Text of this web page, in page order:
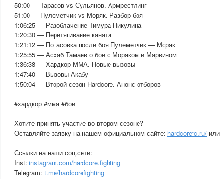
50:00 — Тарасов vs Сульянов. Армрестлинг
51:00 — Пулеметчик vs Моряк. Разбор боя
1:06:25 — Разоблачение Тимура Никулина
1:20:30 — Перетягивание каната
1:21:12 — Потасовка после боя Пулеметчик — Моряк
1:25:55 — Асхаб Тамаев о бое с Моряком и Марвином
1:36:38 — Хардкор ММА. Новые вызовы
1:47:40 — Вызовы Акабу
1:50:04 — Второй сезон Hardcore. Анонс отборов
#хардкор #мма #бои
Хотите принять участие во втором сезоне?
Оставляйте заявку на нашем официальном сайте: hardcorefc.ru/
Ссылки на наши соц.сети:
Inst: instagram.com/hardcore.fighting
Telegram: t.me/hardcorefighting